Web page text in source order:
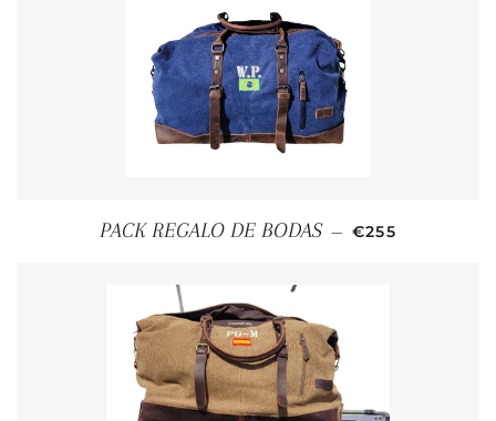
PACK REGALO DE BODAS — PRECIO
€255